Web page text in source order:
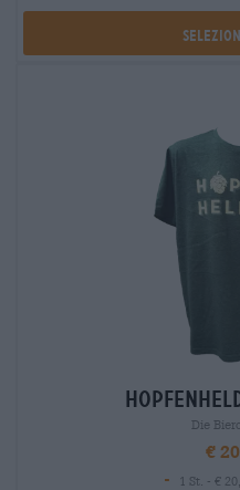
Die
€
-
1 St. - €